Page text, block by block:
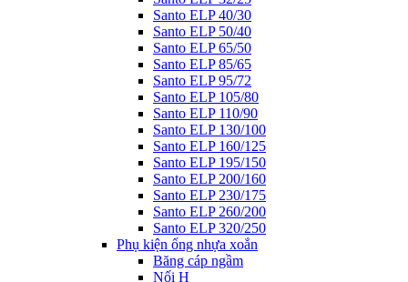
Santo ELP 40/30
Santo ELP 50/40
Santo ELP 65/50
Santo ELP 85/65
Santo ELP 95/72
Santo ELP 105/80
Santo ELP 110/90
Santo ELP 130/100
Santo ELP 160/125
Santo ELP 195/150
Santo ELP 200/160
Santo ELP 230/175
Santo ELP 260/200
Santo ELP 320/250
Phụ kiện ống nhựa xoắn
Băng cáp ngầm
Nối H